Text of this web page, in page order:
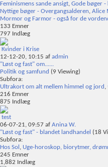
Feminismens sande ansigt, Gode bøger -
Nyttige bøger - Overgangsalderen, Alice
Mormor og Farmor - også for de
133 Emner
797 Indlæg
Kvinder i Krise
12-12-20, 10:15 af admin
"Løst og fast" om......
Politik og samfund (9 Viewing)
Subfora:
Ultrakort om alt mellem himmel og jord ,
216 Emner
875 Indlæg
test
06-07-21, 09:57 af Anina W.
"Løst og fast" - blandet landhandel (18
Subfora:
Hos Sol , Uge-horoskop, biorytmer,
245 Emner
1,882 Indlæg